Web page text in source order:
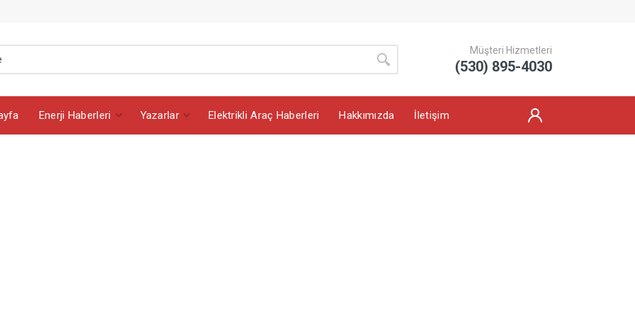
Müşteri Hizmetleri
(530) 895-4030
Enerji Haberleri Yazarlar Elektrikli Araç Haberleri Hakkımızda İletişim